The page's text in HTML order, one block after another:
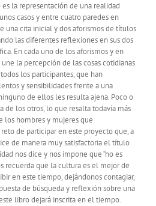
la representación de una realidad
casos y entre cuatro paredes en
una cita inicial y dos aforismos de títulos
las diferentes reflexiones en sus dos
En cada uno de los aforismos y en
la percepción de las cosas cotidianas
los participantes, que han
y sensibilidades frente a una
de ellos les resulta ajena. Poco o
de los otros, lo que resalta todavía más
los hombres y mujeres que
de participar en este proyecto que, a
de manera muy satisfactoria el título
nos dice y nos impone que “no es
recuerda que la cultura es el mejor de
en este tiempo, dejándonos contagiar,
de búsqueda y reflexión sobre una
libro dejará inscrita en el tiempo.